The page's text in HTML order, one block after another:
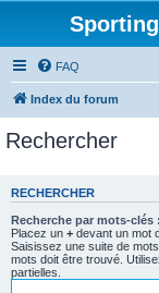
FAQ
Index du forum
Rechercher
RECHERCHER
Recherche par mots-clés :
Placez un + devant un mot
Saisissez une suite de
mots doit être trouvé.
partielles.